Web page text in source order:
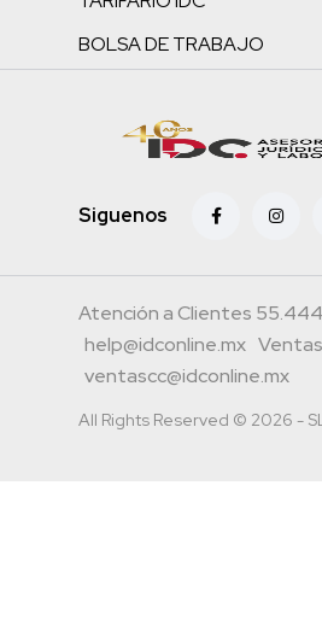
BOLSA DE TRABAJO
Siguenos
Atención a Clientes
help@idconline.mx
ventascc@idconline.mx
All Rights Reserved © 2026 -